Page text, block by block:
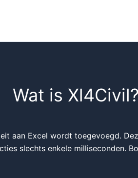
Wat is Xl4Civil?
aan Excel wordt toegevoegd.
slechts enkele milliseconden.